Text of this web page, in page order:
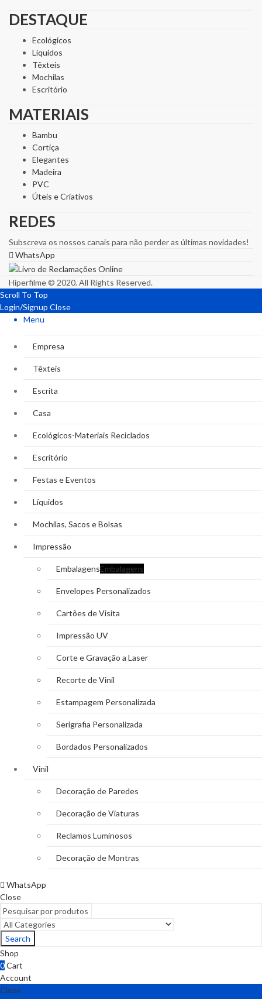
DESTAQUE
Ecológicos
Líquidos
Têxteis
Mochilas
Escritório
MATERIAIS
Bambu
Cortiça
Elegantes
Madeira
PVC
Úteis e Criativos
REDES
Subscreva os nossos canais para não perder as últimas novidades!
WhatsApp
Hiperfilme © 2020. All Rights Reserved.
Scroll To Top
Login/Signup Close
Menu
Empresa
Têxteis
Escrita
Casa
Ecológicos-Materiais Reciclados
Escritório
Festas e Eventos
Líquidos
Mochilas, Sacos e Bolsas
Impressão
EmbalagensEmbalagens
Envelopes Personalizados
Cartões de Visita
Impressão UV
Corte e Gravação a Laser
Recorte de Vinil
Estampagem Personalizada
Serigrafia Personalizada
Bordados Personalizados
Vinil
Decoração de Paredes
Decoração de Viaturas
Reclamos Luminosos
Decoração de Montras
WhatsApp
Close
Search
Shop
0Cart
Account
Close